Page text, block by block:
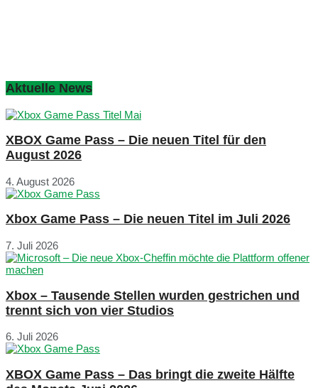
Aktuelle News
XBOX Game Pass – Die neuen Titel für den
August 2026
4. August 2026
Xbox Game Pass – Die neuen Titel im Juli 2026
7. Juli 2026
Xbox – Tausende Stellen wurden gestrichen und
trennt sich von vier Studios
6. Juli 2026
XBOX Game Pass – Das bringt die zweite Hälfte